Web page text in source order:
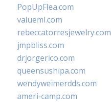
PopUpFlea.com
valueml.com
rebeccatorresjewelry.com
jmpbliss.com
drjorgerico.com
queensushipa.com
wendyweimerdds.com
ameri-camp.com